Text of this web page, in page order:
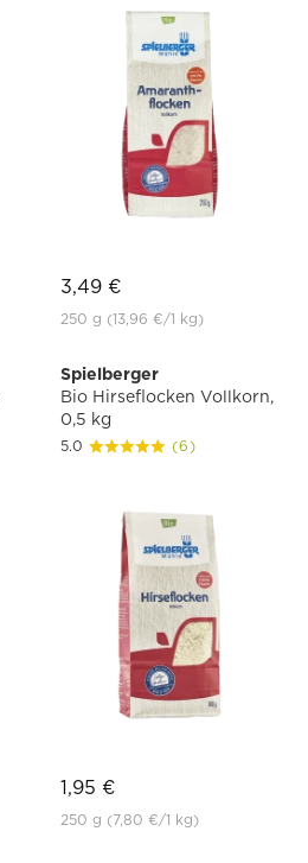
3,49 €
250 g (13,96 €/1 kg)
Spielberger
Bio Hirseflocken Vollkorn,
0,5 kg
5.0 (6)
1,95 €
250 g (7,80 €/1 kg)